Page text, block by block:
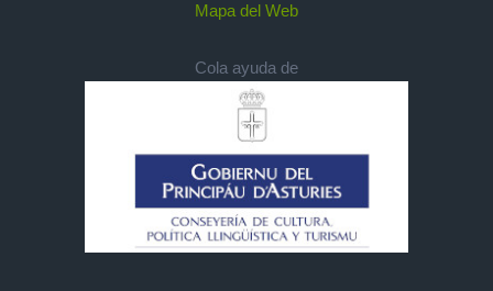
Mapa del Web
Cola ayuda de